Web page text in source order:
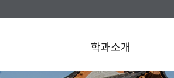
학과소개